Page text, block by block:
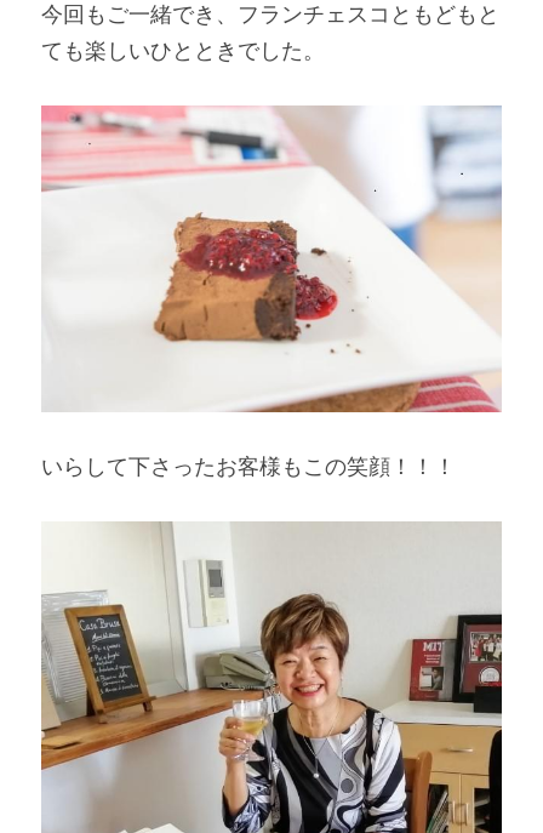
今回もご一緒でき、フランチェスコともどもと
ても楽しいひとときでした。
いらして下さったお客様もこの笑顔！！！